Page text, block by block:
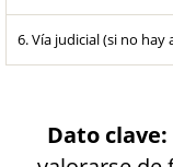
6. Vía judicial (si no hay
Dato clave: